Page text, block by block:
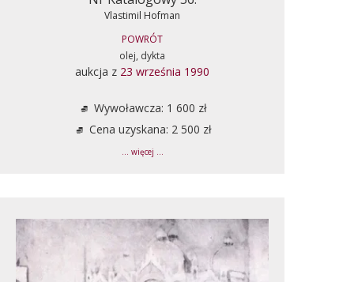
Vlastimil Hofman
POWRÓT
olej, dykta
aukcja z 23 września 1990
Wywoławcza: 1 600 zł
Cena uzyskana: 2 500 zł
... więcej ...